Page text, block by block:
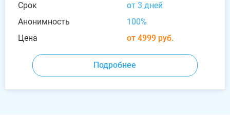
Срок
от 3 дней
Анонимность
100%
Цена
от 4999 руб.
Подробнее